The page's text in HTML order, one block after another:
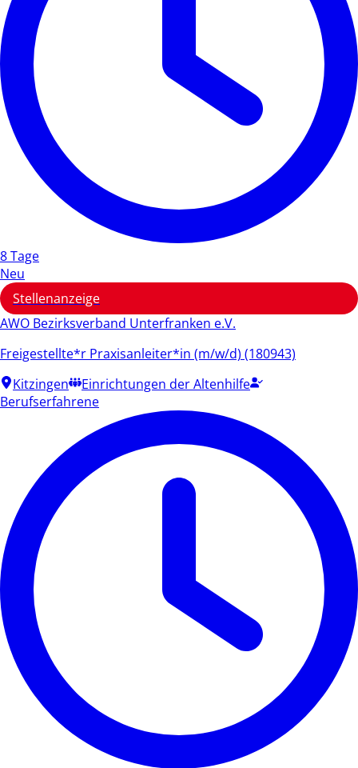
8 Tage
Neu
Stellenanzeige
AWO Bezirksverband Unterfranken e.V.
Freigestellte*r Praxisanleiter*in (m/w/d) (180943)
Kitzingen
Einrichtungen der Altenhilfe
Berufserfahrene